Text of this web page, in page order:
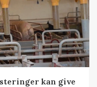
kan give